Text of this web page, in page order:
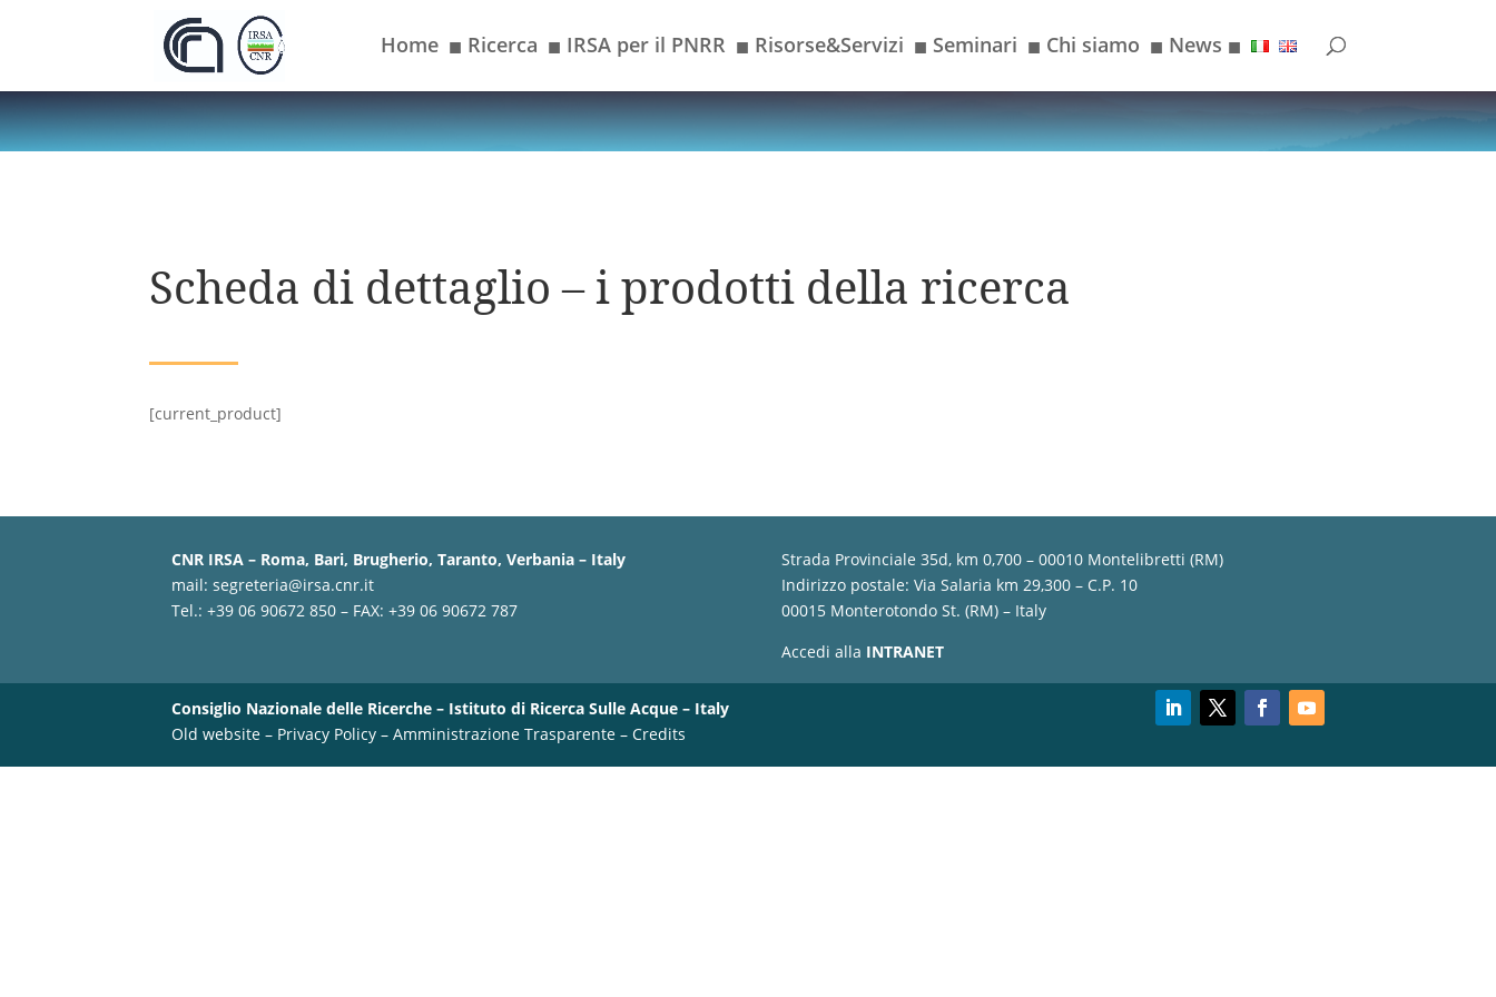
Home ■ Ricerca ■ IRSA per il PNRR ■ Risorse&Servizi ■ Seminari ■ Chi siamo ■ News ■
Scheda di dettaglio – i prodotti della ricerca
[current_product]
CNR IRSA – Roma, Bari, Brugherio, Taranto, Verbania – Italy
mail:segreteria@irsa.cnr.it
Tel.: +39 06 90672 850 – FAX: +39 06 90672 787
Strada Provinciale 35d, km 0,700 – 00010 Montelibretti (RM)
Indirizzo postale: Via Salaria km 29,300 – C.P. 10
00015 Monterotondo St. (RM) – Italy
Accedi alla INTRANET
Consiglio Nazionale delle Ricerche – Istituto di Ricerca Sulle Acque – Italy
Old website – Privacy Policy –Amministrazione Trasparente –Credits